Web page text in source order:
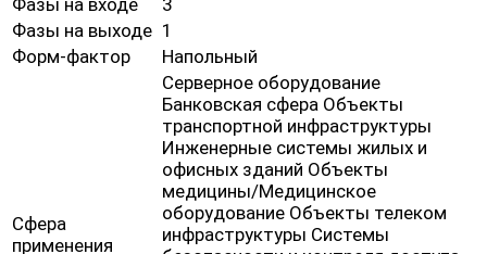
Фазы на входе
3
Фазы на выходе 1
Форм-фактор
Напольный
Сфера
применения
Серверное оборудование
Банковская сфера Объекты
транспортной инфраструктуры
Инженерные системы жилых и
офисных зданий Объекты
медицины/Медицинское
оборудование Объекты телеком
инфраструктуры Системы